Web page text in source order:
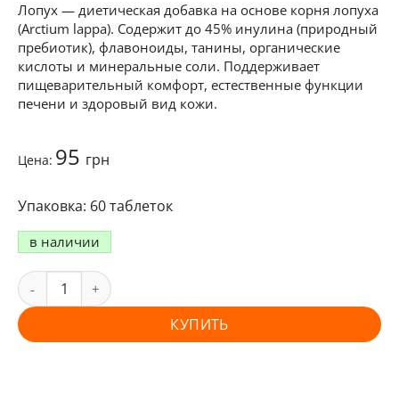
Лопух — диетическая добавка на основе корня лопуха
(Arctium lappa). Содержит до 45% инулина (природный
пребиотик), флавоноиды, танины, органические
кислоты и минеральные соли. Поддерживает
пищеварительный комфорт, естественные функции
печени и здоровый вид кожи.
Цена: 95 грн
60 таблеток
в наличии
КУПИТЬ